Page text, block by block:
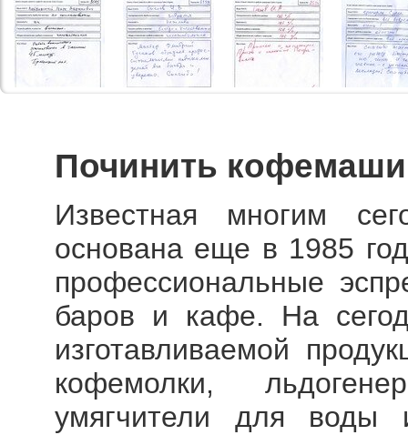
Починить
Известная многим
основана еще в 1985
профессиональные
баров и кафе. На
изготавливаемой
кофемолки,
умягчители для воды